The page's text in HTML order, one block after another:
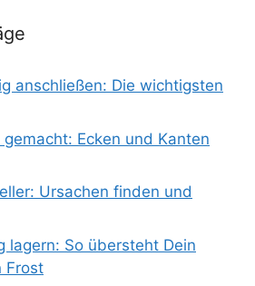
anschließen: Die wichtigsten
Ecken und Kanten
Ursachen finden und
lagern: So übersteht Dein
Frost